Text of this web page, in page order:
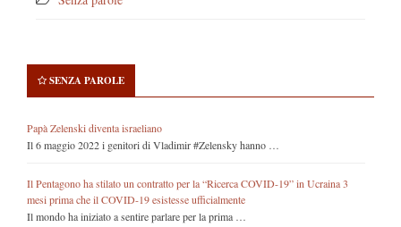
SENZA PAROLE
Papà Zelenski diventa israeliano
Il 6 maggio 2022 i genitori di Vladimir #Zelensky hanno …
Il Pentagono ha stilato un contratto per la “Ricerca COVID-19” in Ucraina 3
mesi prima che il COVID-19 esistesse ufficialmente
Il mondo ha iniziato a sentire parlare per la prima …